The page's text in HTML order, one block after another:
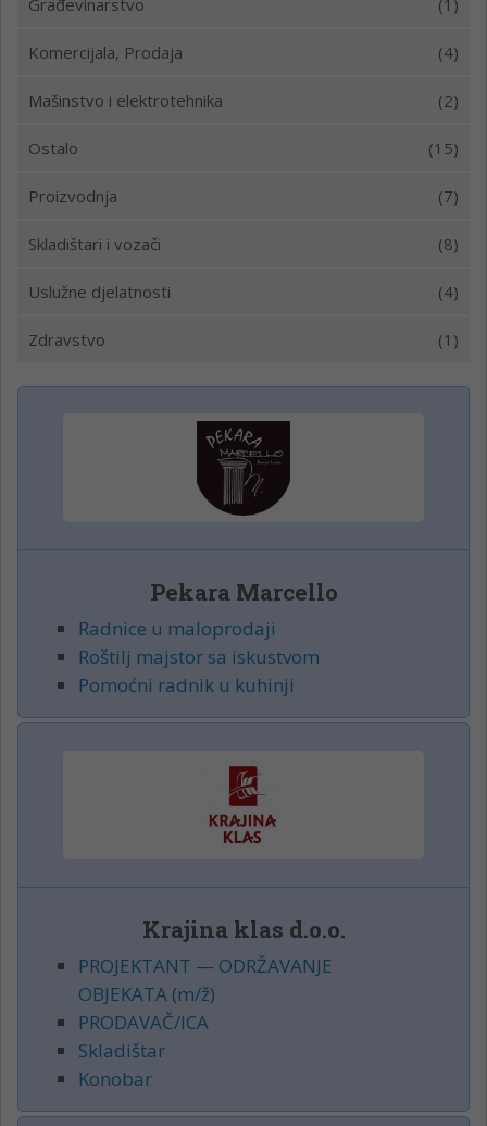
Komercijala, Prodaja (4)
Mašinstvo i elektrotehnika (2)
Ostalo (15)
Proizvodnja (7)
Skladištari i vozači (8)
Uslužne djelatnosti (4)
Zdravstvo (1)
Pekara Marcello
Radnice u maloprodaji
Roštilj majstor sa iskustvom
Pomoćni radnik u kuhinji
Krajina klas d.o.o.
PROJEKTANT — ODRŽAVANJE
OBJEKATA (m/ž)
PRODAVAČ/ICA
Skladištar
Konobar